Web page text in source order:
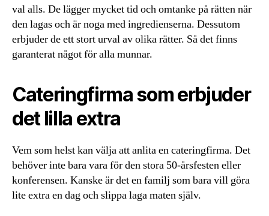
val alls. De lägger mycket tid och omtanke på rätten när
den lagas och är noga med ingredienserna. Dessutom
erbjuder de ett stort urval av olika rätter. Så det finns
garanterat något för alla munnar.
Cateringfirma som erbjuder
det lilla extra
Vem som helst kan välja att anlita en cateringfirma. Det
behöver inte bara vara för den stora 50-årsfesten eller
konferensen. Kanske är det en familj som bara vill göra
lite extra en dag och slippa laga maten själv.